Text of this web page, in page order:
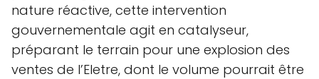
nature réactive, cette intervention
gouvernementale agit en catalyseur,
préparant le terrain pour une explosion des
ventes de l’Eletre, dont le volume pourrait être